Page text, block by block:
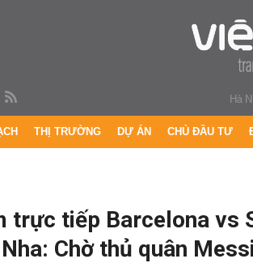
Hà
THỊ TRƯỜNG DỰ ÁN CHỦ ĐẦU TƯ
trực tiếp Barcelona vs
Chờ thủ quân